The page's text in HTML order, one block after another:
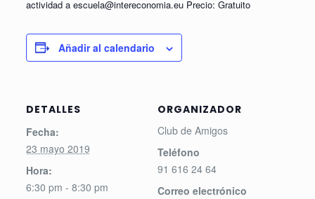
actividad a escuela@intereconomia.eu Precio: Gratuito
Añadir al calendario
DETALLES
Fecha:
23 mayo 2019
Hora:
6:30 pm - 8:30 pm
ORGANIZADOR
Club de Amigos
Teléfono
91 616 24 64
Correo electrónico